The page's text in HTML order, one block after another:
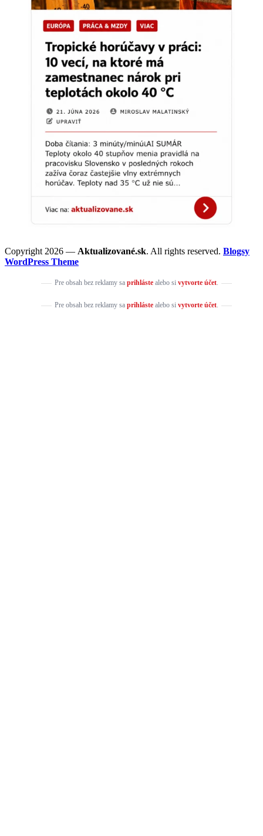
Copyright 2026 — Aktualizované.sk. All rights reserved. Blogsy
WordPress Theme
Pre obsah bez reklamy sa prihlástealebo si vytvorte účet.